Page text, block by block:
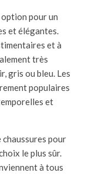
pour un
et élégantes.
et à
très
gris ou bleu. Les
populaires
et
chaussures pour
le plus sûr.
à tous